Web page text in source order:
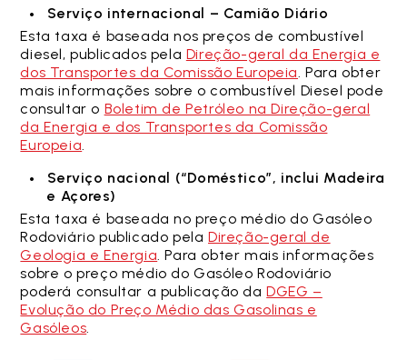
Serviço internacional – Camião Diário
Esta taxa é baseada nos preços de combustível
diesel, publicados pela Direção-geral da Energia e
dos Transportes da Comissão Europeia. Para obter
mais informações sobre o combustível Diesel pode
consultar o Boletim de Petróleo na Direção-geral
da Energia e dos Transportes da Comissão
Europeia.
Serviço nacional (“Doméstico”, inclui Madeira
e Açores)
Esta taxa é baseada no preço médio do Gasóleo
Rodoviário publicado pela Direção-geral de
Geologia e Energia. Para obter mais informações
sobre o preço médio do Gasóleo Rodoviário
poderá consultar a publicação daDGEG –
Evolução do Preço Médio das Gasolinas e
Gasóleos.